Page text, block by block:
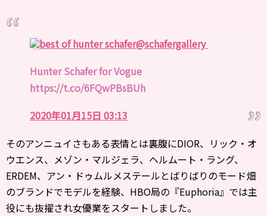
best of hunter schafer@schafergallery
Hunter Schafer for Vogue
https://t.co/6FQwPBsBUh
2020年01月15日 03:13
そのアンニュイさもある表情とは裏腹にDIOR、リック・オ
ウエンス、メゾン・マルジェラ、ヘルムート・ラング、
ERDEM、アン・ドゥムルメステールとばりばりのモード畑
のブランドでモデルを経験、HBO局の『Euphoria』では主
役にも抜擢され女優業をスタートしました。